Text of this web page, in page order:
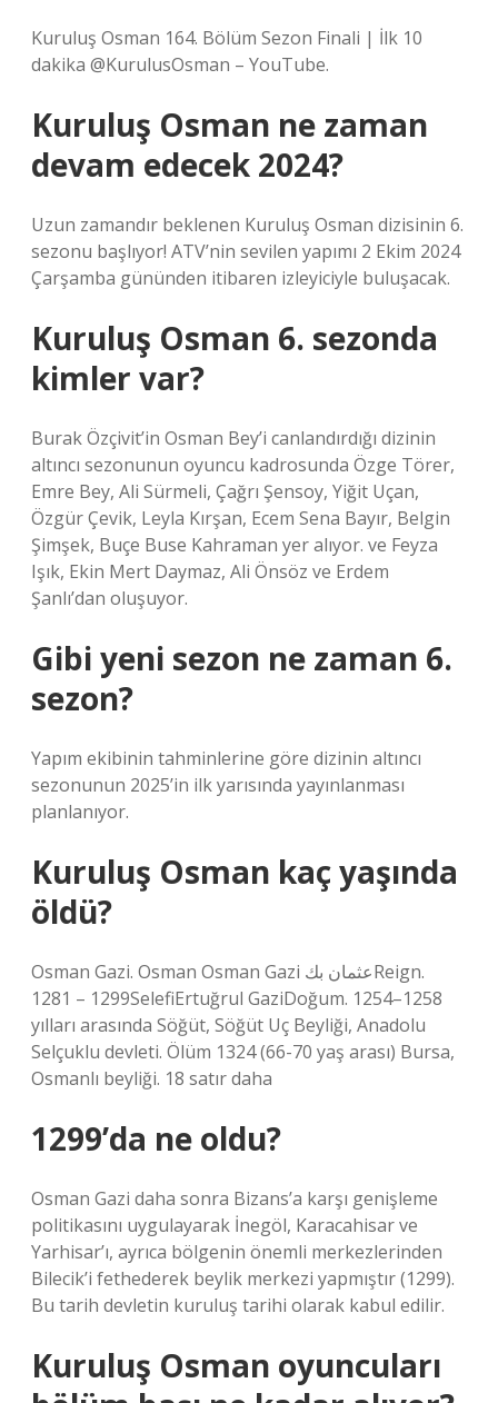
Kuruluş Osman 164. Bölüm Sezon Finali | İlk 10
dakika @KurulusOsman – YouTube.
Kuruluş Osman ne zaman
devam edecek 2024?
Uzun zamandır beklenen Kuruluş Osman dizisinin 6.
sezonu başlıyor! ATV’nin sevilen yapımı 2 Ekim 2024
Çarşamba gününden itibaren izleyiciyle buluşacak.
Kuruluş Osman 6. sezonda
kimler var?
Burak Özçivit’in Osman Bey’i canlandırdığı dizinin
altıncı sezonunun oyuncu kadrosunda Özge Törer,
Emre Bey, Ali Sürmeli, Çağrı Şensoy, Yiğit Uçan,
Özgür Çevik, Leyla Kırşan, Ecem Sena Bayır, Belgin
Şimşek, Buçe Buse Kahraman yer alıyor. ve Feyza
Işık, Ekin Mert Daymaz, Ali Önsöz ve Erdem
Şanlı’dan oluşuyor.
Gibi yeni sezon ne zaman 6.
sezon?
Yapım ekibinin tahminlerine göre dizinin altıncı
sezonunun 2025’in ilk yarısında yayınlanması
planlanıyor.
Kuruluş Osman kaç yaşında
öldü?
Osman Gazi. Osman Osman Gazi عثمان بكReign.
1281 – 1299SelefiErtuğrul GaziDoğum. 1254–1258
yılları arasında Söğüt, Söğüt Uç Beyliği, Anadolu
Selçuklu devleti. Ölüm 1324 (66-70 yaş arası) Bursa,
Osmanlı beyliği. 18 satır daha
1299’da ne oldu?
Osman Gazi daha sonra Bizans’a karşı genişleme
politikasını uygulayarak İnegöl, Karacahisar ve
Yarhisar’ı, ayrıca bölgenin önemli merkezlerinden
Bilecik’i fethederek beylik merkezi yapmıştır (1299).
Bu tarih devletin kuruluş tarihi olarak kabul edilir.
Kuruluş Osman oyuncuları